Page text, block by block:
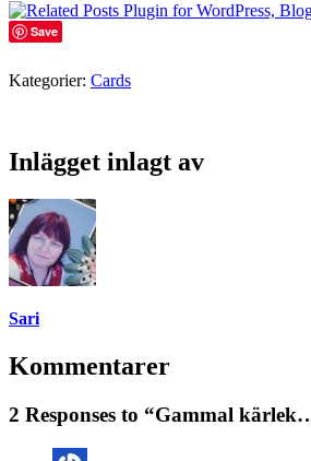
Save
Kategorier: Cards
Inlägget inlagt av
Sari
Kommentarer
2 Responses to “Gammal